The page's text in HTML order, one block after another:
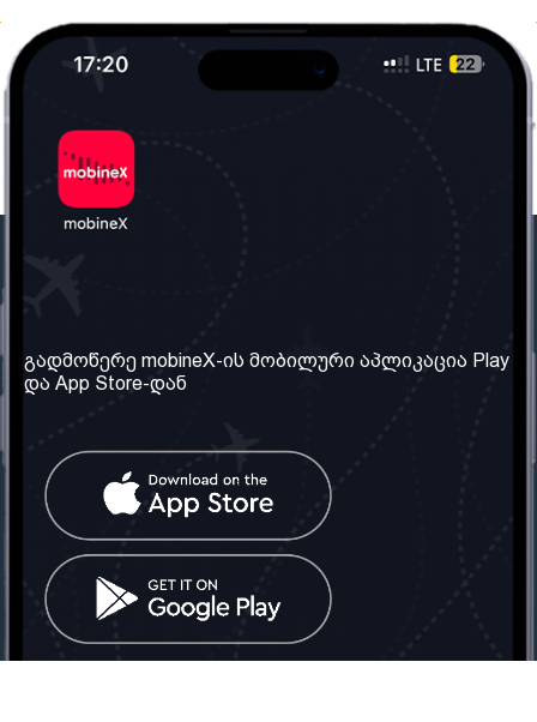
ჩვენ შესახებ
ჩვენი სერვისები
წესები და პირობები
კითხვები
კონტაქტი
საქართველო: თბილისი
ტელ: 032 2 04 00 50
ელ. ფოსტა:
info@mobinex.ge
სოციალური ქსელი
გადმოწერე mobineX-ის მობილური აპლიკაცია Play
და App Store-დან